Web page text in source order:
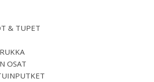
& TUPET
OSAT